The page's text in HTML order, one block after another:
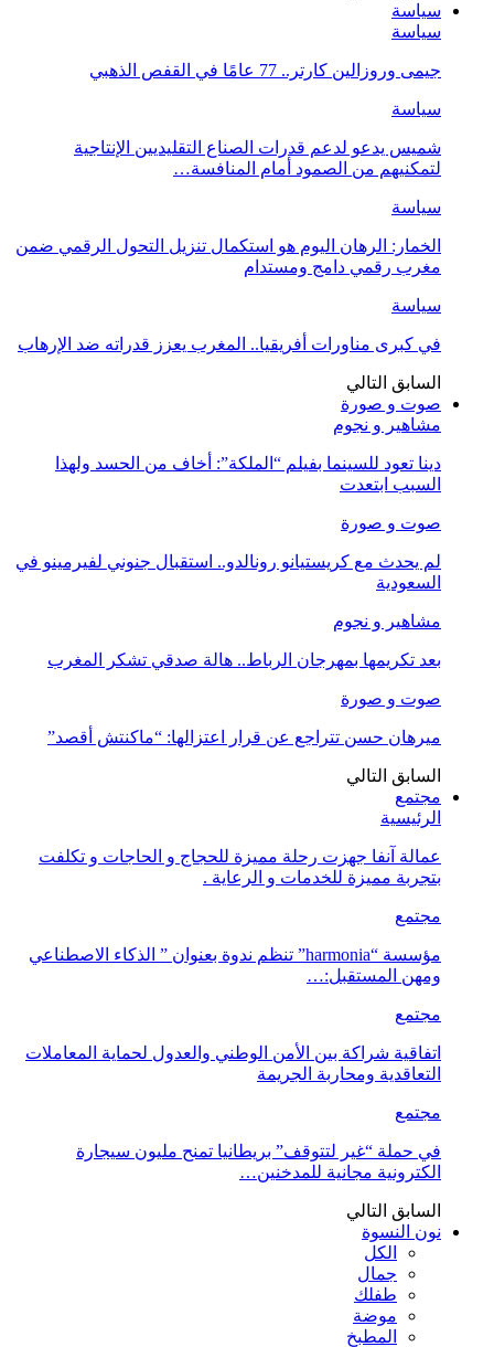
سياسة
سياسة
جيمى وروزالين كارتر.. 77 عامًا في القفص الذهبي
سياسة
شميس يدعو لدعم قدرات الصناع التقليديين الإنتاجية
لتمكنيهم من الصمود أمام المنافسة…
سياسة
الخمار: الرهان اليوم هو استكمال تنزيل التحول الرقمي ضمن
مغرب رقمي دامج ومستدام
سياسة
في كبرى مناورات أفريقيا.. المغرب يعزز قدراته ضد الإرهاب
السابق التالي
صوت و صورة
مشاهير و نجوم
دينا تعود للسينما بفيلم “الملكة”: أخاف من الحسد ولهذا
السبب ابتعدت
صوت و صورة
لم يحدث مع كريستيانو رونالدو.. استقبال جنوني لفيرمينو في
السعودية
مشاهير و نجوم
بعد تكريمها بمهرجان الرباط.. هالة صدقي تشكر المغرب
صوت و صورة
ميرهان حسن تتراجع عن قرار اعتزالها: “ماكنتش أقصد”
السابق التالي
مجتمع
الرئيسية
عمالة آنفا جهزت رحلة مميزة للحجاج و الحاجات و تكلفت
بتجربة مميزة للخدمات و الرعاية .
مجتمع
مؤسسة “harmonia” تنظم ندوة بعنوان ” الذكاء الاصطناعي
ومهن المستقبل:…
مجتمع
اتفاقية شراكة بين الأمن الوطني والعدول لحماية المعاملات
التعاقدية ومحاربة الجريمة
مجتمع
في حملة “غير لتتوقف” بريطانيا تمنح مليون سيجارة
الكترونية مجانية للمدخنين…
السابق التالي
نون النسوة
الكل
جمال
طفلك
موضة
المطبخ